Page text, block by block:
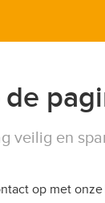
veilig en
op met onze